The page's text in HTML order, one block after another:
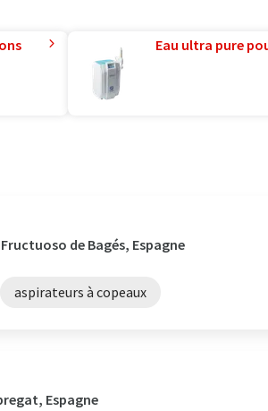
Eau ultra pure
de Bagés, Espagne
aspirateurs à copeaux
Espagne